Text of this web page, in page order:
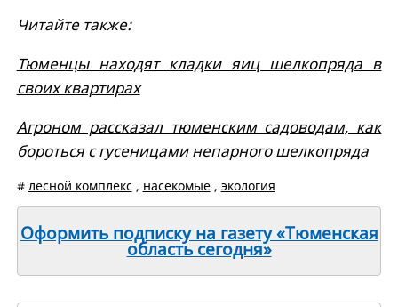
Читайте также:
Тюменцы находят кладки яиц шелкопряда в
своих квартирах
Агроном рассказал тюменским садоводам, как
бороться с гусеницами непарного шелкопряда
# лесной комплекс , насекомые, экология
Оформить подписку на газету «Тюменская
область сегодня»